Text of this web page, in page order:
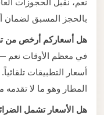
نعم، نقبل الحجوزات
بالحجز المسبق لضمان
هل أسعاركم أرخص من
في معظم الأوقات نعم
أسعار التطبيقات
المطار وهو ما لا تقدمه
هل الأسعار تشمل